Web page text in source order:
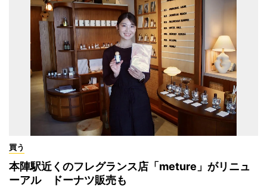
買う
本陣駅近くのフレグランス店「meture」がリニュ
ーアル ドーナツ販売も